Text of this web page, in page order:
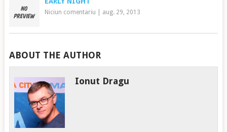
Niciun comentariu aug. 29, 2013
ABOUT THE AUTHOR
Ionut Dragu